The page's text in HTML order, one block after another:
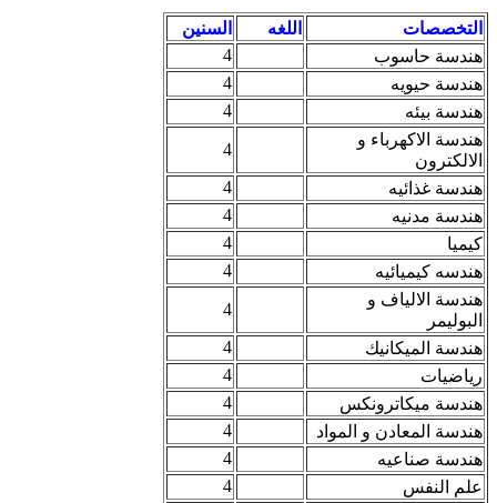
التخصصات اللغه
السنين
هندسة حاسوب
4
هندسة حيويه
4
هندسة بيئه
4
هندسة الاكهرباء و
الالكترون
4
هندسة غذائيه
4
هندسة مدنيه
4
كيميا
4
هندسه كيميائيه
4
هندسة الالياف و
البوليمر
4
هندسة الميكانيك
4
رياضيات
4
هندسة ميكاترونكس
4
هندسة المعادن و المواد
4
هندسة صناعيه
4
علم النفس
4